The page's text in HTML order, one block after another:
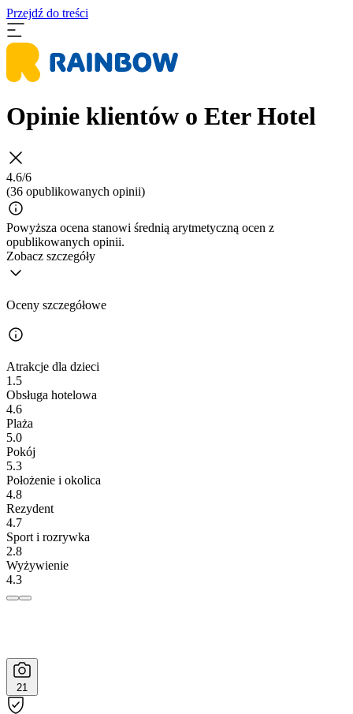
Przejdź do treści
Opinie klientów o Eter Hotel
4.6/6
(36 opublikowanych opinii)
Powyższa ocena stanowi średnią arytmetyczną ocen z
opublikowanych opinii.
Zobacz szczegóły
Oceny szczegółowe
Atrakcje dla dzieci
1.5
Obsługa hotelowa
4.6
Plaża
5.0
Pokój
5.3
Położenie i okolica
4.8
Rezydent
4.7
Sport i rozrywka
2.8
Wyżywienie
4.3
21